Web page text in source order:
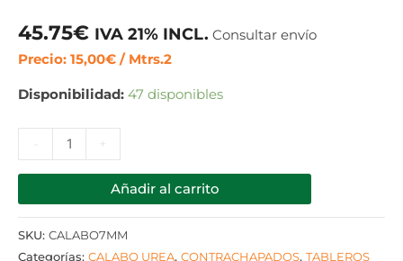
45.75€ IVA 21% INCL. Consultar envío
Precio: 15,00€ / Mtrs.2
Disponibilidad: 47 disponibles
+
Añadir al carrito
SKU: CALABO7MM
Categorías: CALABO UREA, CONTRACHAPADOS, TABLEROS